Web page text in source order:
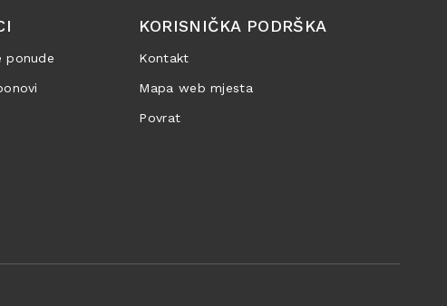
ponude
KORISNIČKA PODRŠKA
Kontakt
Mapa web mjesta
Povrat